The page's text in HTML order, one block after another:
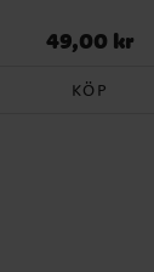
Pris:49,00 kr
49,00 kr
KÖP